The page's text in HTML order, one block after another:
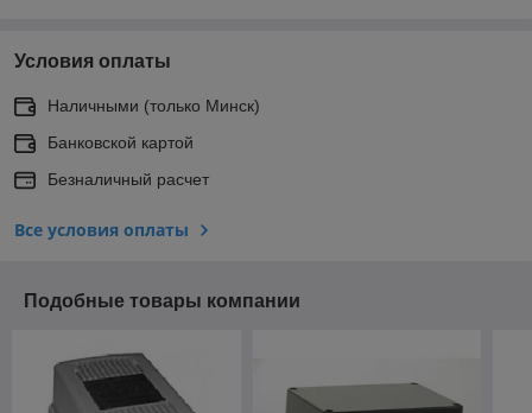
Условия оплаты
Наличными (только Минск)
Банковской картой
Безналичный расчет
Все условия оплаты
Подобные товары компании